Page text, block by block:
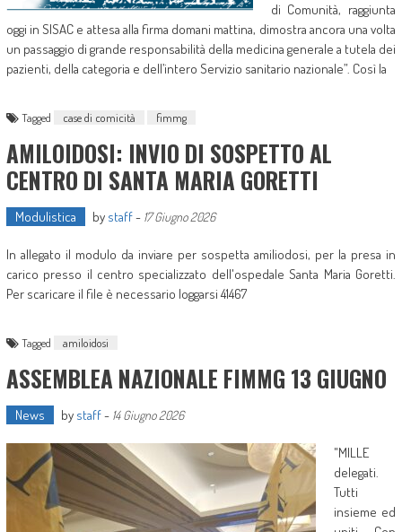
di Comunità, raggiunta
oggi in SISAC e attesa alla firma domani mattina, dimostra ancora una volta
un passaggio di grande responsabilità della medicina generale a tutela dei
pazienti, della categoria e dell’intero Servizio sanitario nazionale”. Così la
Tagged case di comicità fimmg
AMILOIDOSI: INVIO DI SOSPETTO AL
CENTRO DI SANTA MARIA GORETTI
Modulistica by staff- 17 Giugno 2026
In allegato il modulo da inviare per sospetta amiliodosi, per la presa in
carico presso il centro specializzato dell'ospedale Santa Maria Goretti.
Per scaricare il file è necessario loggarsi 41467
Tagged amiloidosi
ASSEMBLEA NAZIONALE FIMMG 13 GIUGNO
News by staff- 14 Giugno 2026
"MILLE
delegati.
Tutti
insieme ed